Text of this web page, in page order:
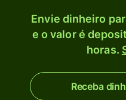
Envie dinheiro
e o valor é
horas.
Receba